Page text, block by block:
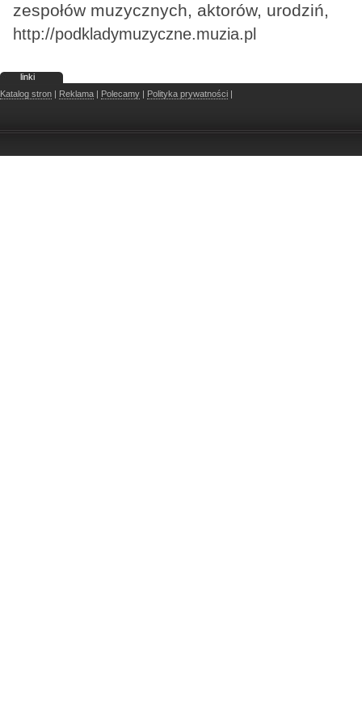
zespołów muzycznych, aktorów, urodziń,
http://podkladymuzyczne.muzia.pl
linki
Katalog stron | Reklama | Polecamy | Polityka prywatności |